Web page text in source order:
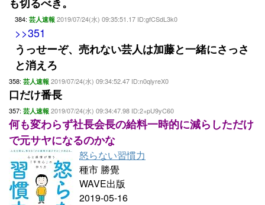
384: 芸人速報 2019/07/24(水) 09:35:51.17 ID:gfCSdL3k0
>>351
うっせーぞ、売れない芸人は加藤と一緒にさっさ
と消えろ
358: 芸人速報 2019/07/24(水) 09:34:52.47 ID:n0qlyreX0
口だけ番長
357: 芸人速報 2019/07/24(水) 09:34:47.98 ID:2+pU9yC60
何も変わらず社長会長の給料一時的に減らしただけ
で元サヤになるのかな
怒らない習慣力
種市 勝覺
WAVE出版
2019-05-16